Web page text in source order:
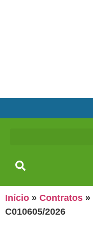
Início » Contratos »
C010605/2026